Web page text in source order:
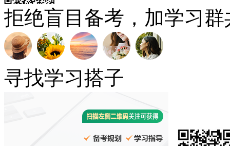
拒绝盲目备考，加学习
寻找学习搭子